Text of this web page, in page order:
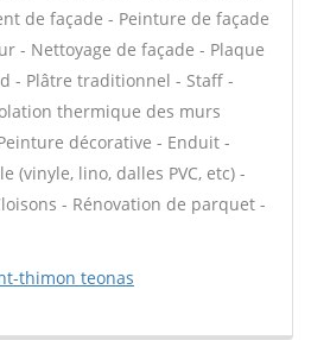
de façade - Peinture de façade
- Nettoyage de façade - Plaque
- Plâtre traditionnel - Staff -
thermique des murs
décorative - Enduit -
(vinyle, lino, dalles PVC, etc) -
- Rénovation de parquet -
thimon teonas